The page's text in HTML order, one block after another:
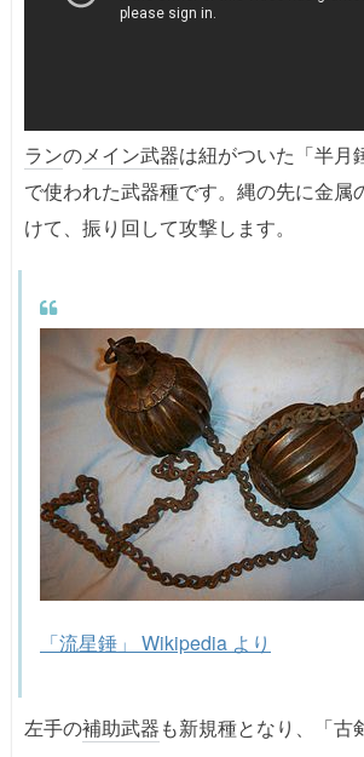
ランのメイン武器は紐がついた「半月
で使われた武器種です。縄の先に金属
けて、振り回して攻撃します。
「流星錘」 Wikipedia より
左手の補助武器も新規種となり、「古